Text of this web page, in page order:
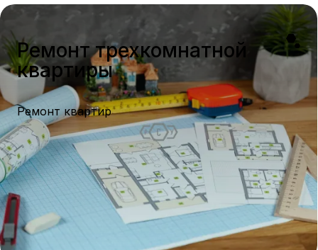
Ремонт трехкомнатной
квартиры
Ремонт квартир